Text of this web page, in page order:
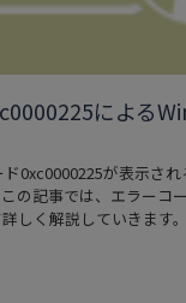
による
0xc0000225が表示さ
の記事では、エラーコ
しく解説していきます